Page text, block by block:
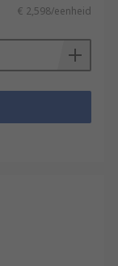
€ 2,598/eenheid